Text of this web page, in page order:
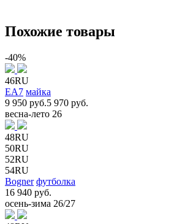
Похожие товары
-40%
46RU
EA7 майка
9 950 руб.5 970 руб.
весна-лето 26
48RU
50RU
52RU
54RU
Bogner футболка
16 940 руб.
осень-зима 26/27